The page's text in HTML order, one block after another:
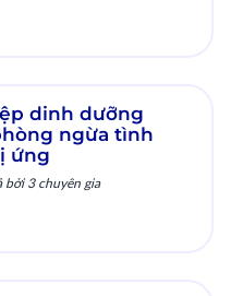
dinh dưỡng
ngừa tình
ứng
bởi 3 chuyên gia